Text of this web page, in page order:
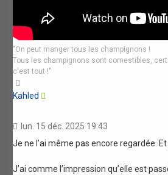
"On peut manger tous les champignons !
Tous les champignons sont comestibles,
c'est tout !"
Kahled
lun. 15 déc. 2025 19:43
Je ne l’ai même pas encore regardée.
J’ai comme l’impression qu’elle est